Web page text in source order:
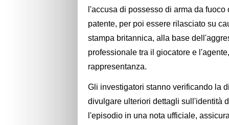
l'accusa di possesso di arma da
patente, per poi essere rilasciato su
stampa britannica, alla base
professionale tra il giocatore e
rappresentanza.
Gli investigatori stanno verificando la
divulgare ulteriori dettagli sull'identità
l'episodio in una nota ufficiale,